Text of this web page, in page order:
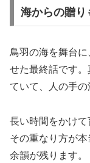
海からの贈り
鳥羽の海を舞台
せた最終話です
ていて、人の手の
長い時間をかけて
その重なり方が
余韻が残ります。